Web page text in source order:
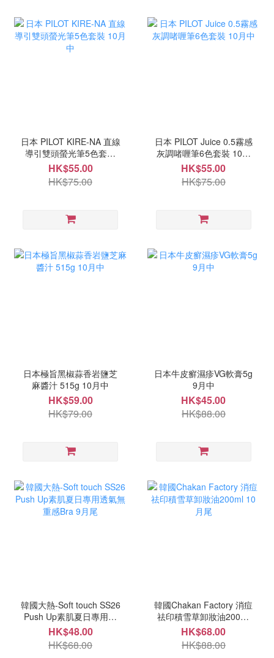
日本 PILOT KIRE-NA 直線
導引雙頭螢光筆5色套裝
10月中
HK$55.00
HK$75.00
日本 PILOT Juice 0.5霧感
灰調啫喱筆6色套裝 10月
中
HK$55.00
HK$75.00
日本極旨黑椒蒜香岩鹽芝
麻醬汁 515g 10月中
HK$59.00
HK$79.00
日本牛皮癬濕疹VG軟膏5g
9月中
HK$45.00
HK$88.00
韓國大熱-Soft touch SS26
Push Up素肌夏日專用透
氣無重感Bra 9月尾
HK$48.00
HK$68.00
韓國Chakan Factory 消痘
祛印積雪草卸妝油200ml
10月尾
HK$68.00
HK$88.00